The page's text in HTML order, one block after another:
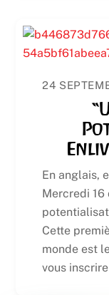
24
En anglais,
Mercredi 16
Cette
monde est
vous